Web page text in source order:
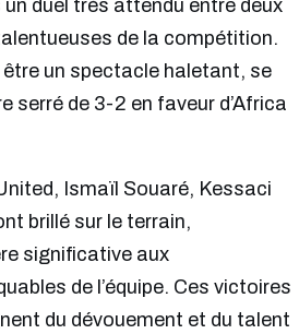
duel très attendu entre deux
de la compétition.
être un spectacle haletant, se
serré de 3-2 en faveur d’Africa
Ismaïl Souaré, Kessaci
brillé sur le terrain,
significative aux
de l’équipe. Ces victoires
du dévouement et du talent